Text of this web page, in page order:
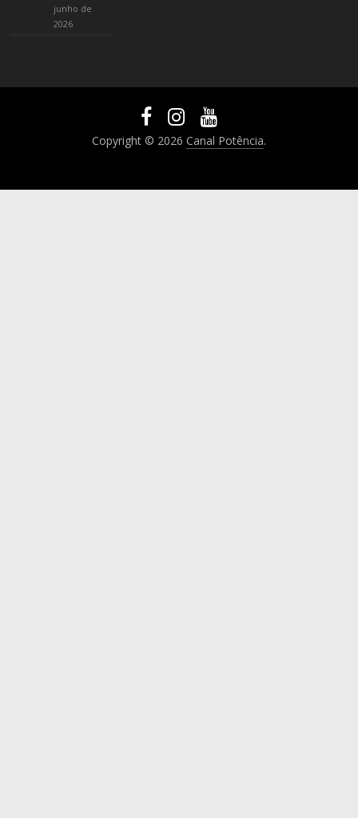
junho de
2026
Copyright © 2026 Canal Potência.